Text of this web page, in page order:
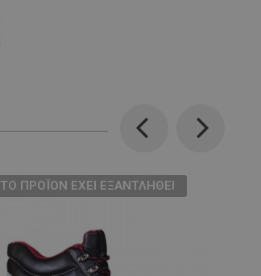
Previous
ТΟ ΠΡΟΪΌΝ ΈΧΕΙ ΕΞΑΝΤΛΗΘΕΊ
Next